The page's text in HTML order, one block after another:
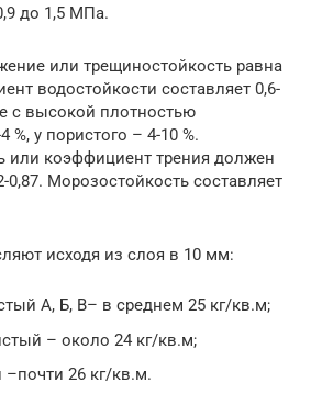
до 1,5 МПа.
или трещиностойкость равна
водостойкости составляет 0,6-
с высокой плотностью
%, у пористого – 4-10 %.
или коэффициент трения должен
0,87. Морозостойкость составляет
исходя из слоя в 10 мм:
А, Б, В– в среднем 25 кг/кв.м;
– около 24 кг/кв.м;
26 кг/кв.м.